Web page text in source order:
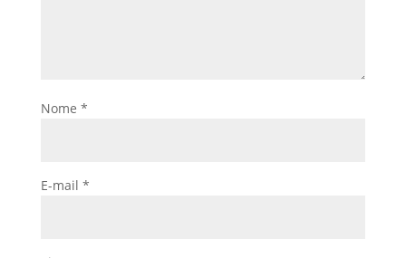
Nome *
E-mail *